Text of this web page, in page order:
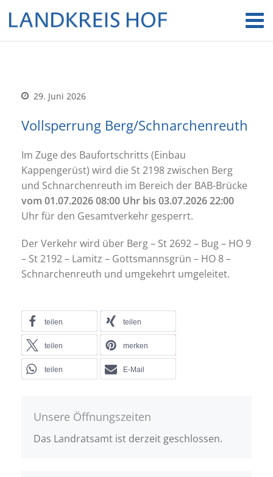
29. Juni 2026
Vollsperrung Berg/Schnarchenreuth
Im Zuge des Baufortschritts (Einbau
Kappengerüst) wird die St 2198 zwischen Berg
und Schnarchenreuth im Bereich der BAB-Brücke
vom 01.07.2026 08:00 Uhr bis 03.07.2026 22:00
Uhr für den Gesamtverkehr gesperrt.
Der Verkehr wird über Berg – St 2692 – Bug – HO 9
– St 2192 – Lamitz – Gottsmannsgrün – HO 8 –
Schnarchenreuth und umgekehrt umgeleitet.
teilen teilen
teilen merken
teilen E-Mail
Unsere Öffnungszeiten
Das Landratsamt ist derzeit geschlossen.